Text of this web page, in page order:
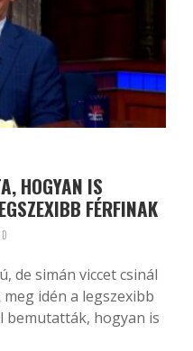
HOGYAN IS
FÉRFINAK
de simán viccet csinál
idén a legszexibb
bemutatták, hogyan is